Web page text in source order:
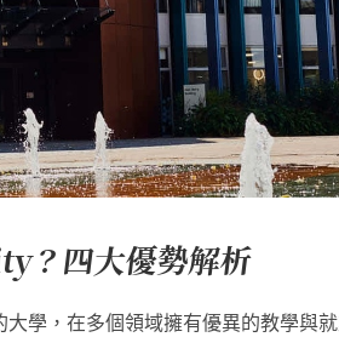
？四大優勢解析
學，在多個領域擁有優異的教學與